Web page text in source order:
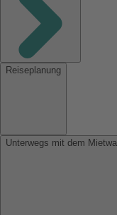
Reiseplanung
Unterwegs mit dem